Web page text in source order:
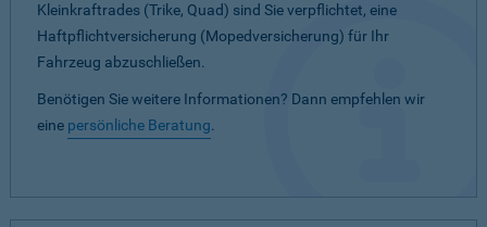
Kleinkraftrades (Trike, Quad) sind Sie verpflichtet, eine
Haftpflichtversicherung (Mopedversicherung) für Ihr
Fahrzeug abzuschließen.
Benötigen Sie weitere Informationen? Dann empfehlen wir
eine persönliche Beratung.